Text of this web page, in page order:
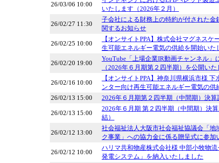
26/03/06 10:00
いたします（2026年２月）
26/02/27 11:30
子会社による財務上の特約が付された金
関するお知らせ
26/02/25 10:00
【オンサイトPPA】株式会社マグネスケ
生可能エネルギー電気の供給を開始いた
26/02/20 19:00
YouTube「上場企業IR動画チャンネル」
（2026年６月期第２四半期）を公開い
26/02/16 10:00
【オンサイトPPA】神奈川県横浜市様
ンター向け再生可能エネルギー電気の供
26/02/13 15:00
2026年６月期第２四半期（中間期）決算
26/02/13 15:00
2026年６月期 第２四半期（中間期）決
結）
26/02/12 13:00
社会福祉法人大阪市社会福祉協議会「地
ク事業」への協力金に係る贈呈式に参加
26/02/12 10:00
ハリマ共和物産株式会社様 中部小牧物
発電システム」を納入いたしました